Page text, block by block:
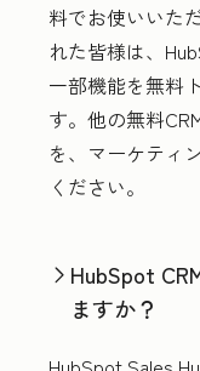
料でお使いいた
れた皆様は、
一部機能を無料
す。他の無料
を、マーケティ
ください。
HubSpot
ますか？